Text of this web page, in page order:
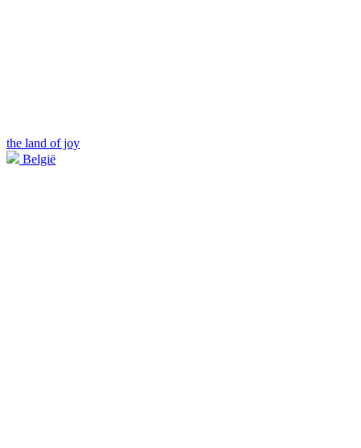
the land of joy
België